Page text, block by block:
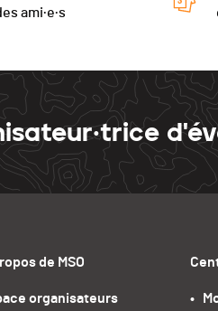
ami·e·s
de MSO
organisateurs •